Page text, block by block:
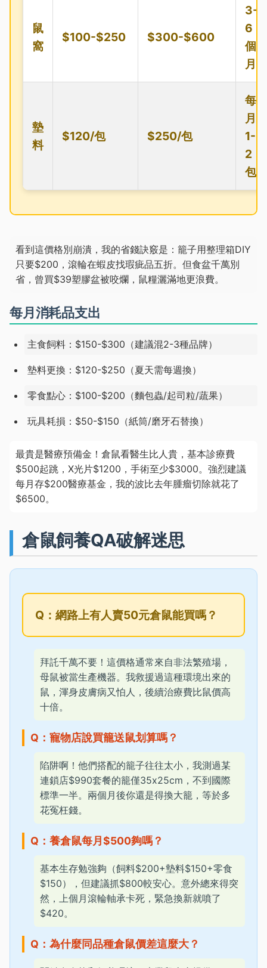
鼠
窩
$100-$250 $300-$600
3-
6
個
月
墊
料
$120/包 $250/包
每
月
1-
2
包
看到這價格別崩潰，我的省錢訣竅是：籠子用整理箱DIY
只要$200，滾輪在蝦皮找瑕疵品五折。但食盆千萬別
省，曾買$39塑膠盆被咬爛，鼠糧灑滿地更浪費。
每月消耗品支出
主食飼料：$150-$300（建議混2-3種品牌）
墊料更換：$120-$250（夏天需每週換）
零食點心：$100-$200（麵包蟲/起司粒/蔬果）
玩具耗損：$50-$150（紙筒/磨牙石替換）
最貴是醫療預備金！倉鼠看醫生比人貴，基本診療費
$500起跳，X光片$1200，手術至少$3000。強烈建議
每月存$200醫療基金，我的波比去年腫瘤切除就花了
$6500。
倉鼠飼養QA破解迷思
Q：網路上有人賣50元倉鼠能買嗎？
拜託千萬不要！這價格通常來自非法繁殖場，
母鼠被當生產機器。我救援過這種環境出來的
鼠，渾身皮膚病又怕人，後續治療費比鼠價高
十倍。
Q：寵物店說買籠送鼠划算嗎？
陷阱啊！他們搭配的籠子往往太小，我測過某
連鎖店$990套餐的籠僅35x25cm，不到國際
標準一半。兩個月後你還是得換大籠，等於多
花冤枉錢。
Q：養倉鼠每月$500夠嗎？
基本生存勉強夠（飼料$200+墊料$150+零食
$150），但建議抓$800較安心。意外總來得突
然，上個月滾輪軸承卡死，緊急換新就噴了
$420。
Q：為什麼同品種倉鼠價差這麼大？